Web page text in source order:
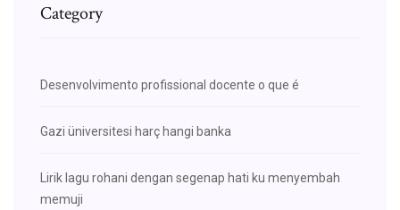
Category
Desenvolvimento profissional docente o que é
Gazi üniversitesi harç hangi banka
Lirik lagu rohani dengan segenap hati ku menyembah
memuji